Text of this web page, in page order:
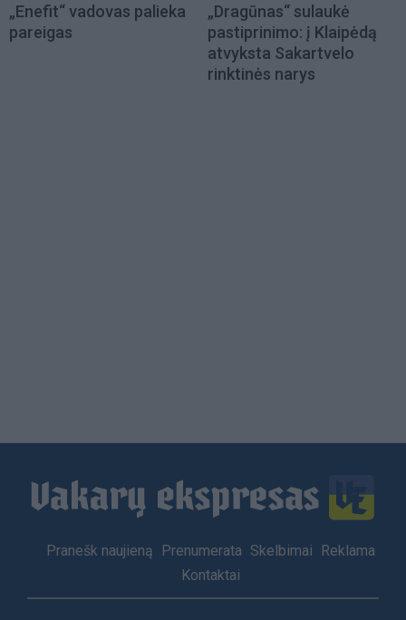
„Enefit“ vadovas palieka
pareigas
„Dragūnas“ sulaukė
pastiprinimo: į Klaipėdą
atvyksta Sakartvelo
rinktinės narys
Footer
Pranešk naujieną Prenumerata Skelbimai
Reklama
Kontaktai